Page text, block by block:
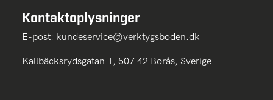
Kontaktoplysninger
E-post: kundeservice@verktygsboden.dk
Källbäcksrydsgatan 1, 507 42 Borås, Sverige